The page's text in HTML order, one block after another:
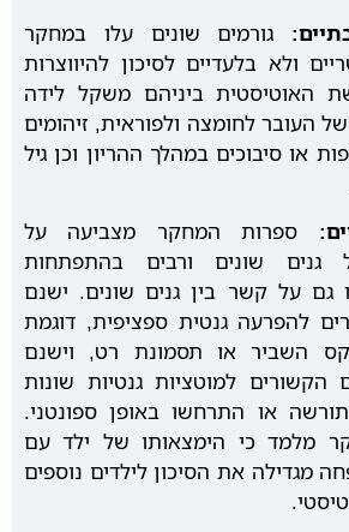
גורמים שונים עלו במחקר
ולא בלעדיים לסיכון להיווצרות
האוטיסטית ביניהם משקל לידה
העובר לחומצה ולפוראית, זיהומים
או סיבוכים במהלך ההריון וכן גיל
ספרות המחקר מצביעה על
גנים שונים ורבים בהתפתחות
גם על קשר בין גנים שונים. ישנם
להפרעה גנטית ספציפית, דוגמת
השביר או תסמונת רט, וישנם
הקשורים למוטציות גנטיות שונות
או התרחשו באופן ספונטני.
מלמד כי הימצאותו של ילד עם
מגדילה את הסיכון לילדים נוספים